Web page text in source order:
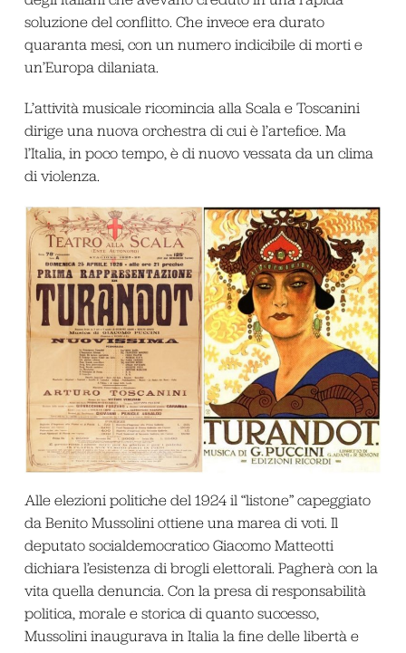
soluzione del conflitto. Che invece era durato
quaranta mesi, con un numero indicibile di morti e
un’Europa dilaniata.
L’attività musicale ricomincia alla Scala e Toscanini
dirige una nuova orchestra di cui è l’artefice. Ma
l’Italia, in poco tempo, è di nuovo vessata da un clima
di violenza.
Alle elezioni politiche del 1924 il “listone” capeggiato
da Benito Mussolini ottiene una marea di voti. Il
deputato socialdemocratico Giacomo Matteotti
dichiara l’esistenza di brogli elettorali. Pagherà con la
vita quella denuncia. Con la presa di responsabilità
politica, morale e storica di quanto successo,
Mussolini inaugurava in Italia la fine delle libertà e